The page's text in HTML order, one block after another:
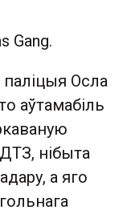
Gang.
Осла
аўтамабіль
нібыта
а яго